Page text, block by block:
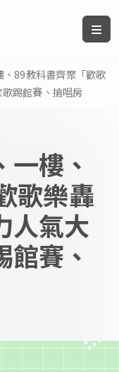
89教科書齊聚「歡歌
踢館賽、搶唱房
樓、
歌樂轟
人氣大
賽、